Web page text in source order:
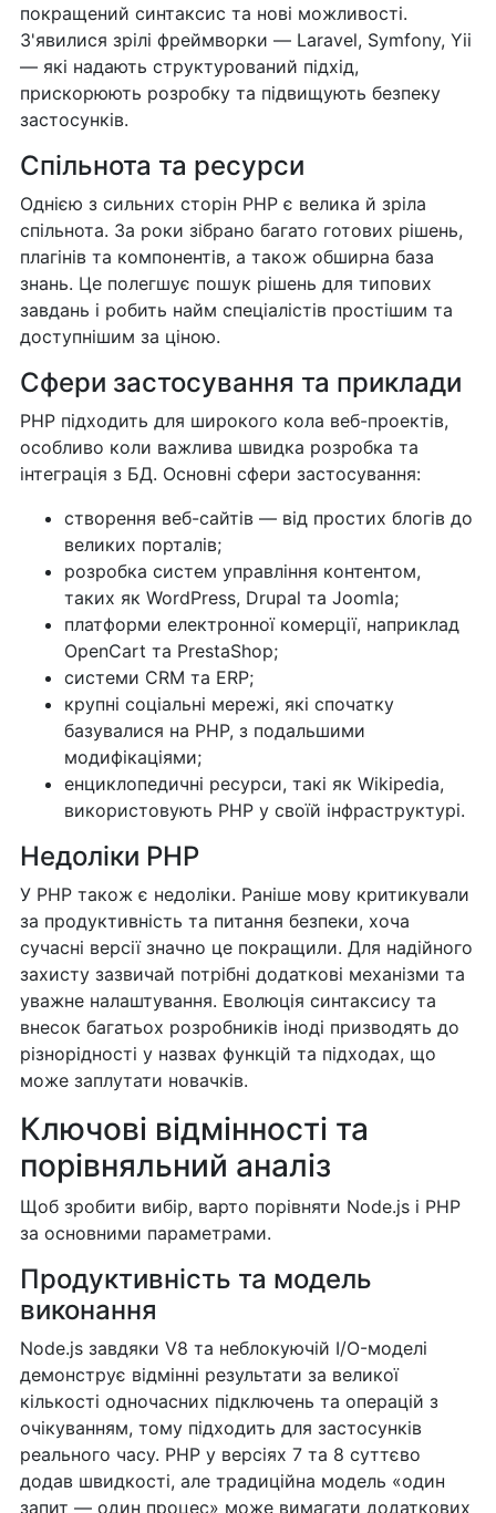
покращений синтаксис та нові можливості.
З'явилися зрілі фреймворки — Laravel, Symfony, Yii
— які надають структурований підхід,
прискорюють розробку та підвищують безпеку
застосунків.
Спільнота та ресурси
Однією з сильних сторін PHP є велика й зріла
спільнота. За роки зібрано багато готових рішень,
плагінів та компонентів, а також обширна база
знань. Це полегшує пошук рішень для типових
завдань і робить найм спеціалістів простішим та
доступнішим за ціною.
Сфери застосування та приклади
PHP підходить для широкого кола веб-проектів,
особливо коли важлива швидка розробка та
інтеграція з БД. Основні сфери застосування:
створення веб-сайтів — від простих блогів до
великих порталів;
розробка систем управління контентом,
таких як WordPress, Drupal та Joomla;
платформи електронної комерції, наприклад
OpenCart та PrestaShop;
системи CRM та ERP;
крупні соціальні мережі, які спочатку
базувалися на PHP, з подальшими
модифікаціями;
енциклопедичні ресурси, такі як Wikipedia,
використовують PHP у своїй інфраструктурі.
Недоліки PHP
У PHP також є недоліки. Раніше мову критикували
за продуктивність та питання безпеки, хоча
сучасні версії значно це покращили. Для надійного
захисту зазвичай потрібні додаткові механізми та
уважне налаштування. Еволюція синтаксису та
внесок багатьох розробників іноді призводять до
різнорідності у назвах функцій та підходах, що
може заплутати новачків.
Ключові відмінності та
порівняльний аналіз
Щоб зробити вибір, варто порівняти Node.js і PHP
за основними параметрами.
Продуктивність та модель
виконання
Node.js завдяки V8 та неблокуючій I/O-моделі
демонструє відмінні результати за великої
кількості одночасних підключень та операцій з
очікуванням, тому підходить для застосунків
реального часу. PHP у версіях 7 та 8 суттєво
додав швидкості, але традиційна модель «один
запит — один процес» може вимагати додаткових